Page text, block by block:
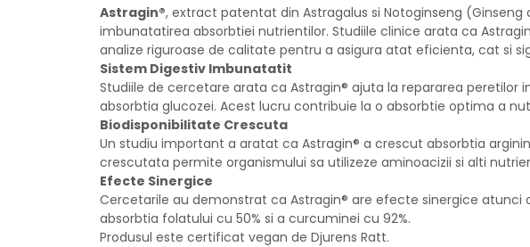
Astragin®, extract patentat din Astragalus si Notoginseng
imbunatatirea absorbtiei nutrientilor. Studiile clinice arata ca
analize riguroase de calitate pentru a asigura atat eficienta, cat si
Sistem Digestiv Imbunatatit
Studiile de cercetare arata ca Astragin® ajuta la repararea peretilor
absorbtia glucozei. Acest lucru contribuie la o absorbtie optima a
Biodisponibilitate Crescuta
Un studiu important a aratat ca Astragin® a crescut absorbtia
crescutata permite organismului sa utilizeze aminoacizii si alti
Efecte Sinergice
Cercetarile au demonstrat ca Astragin® are efecte sinergice
absorbtia folatului cu 50% si a curcuminei cu 92%.
Produsul este certificat vegan de Djurens Ratt.